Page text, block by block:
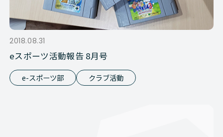
2018.08.31
eスポーツ活動報告 8月号
e-スポーツ部 クラブ活動